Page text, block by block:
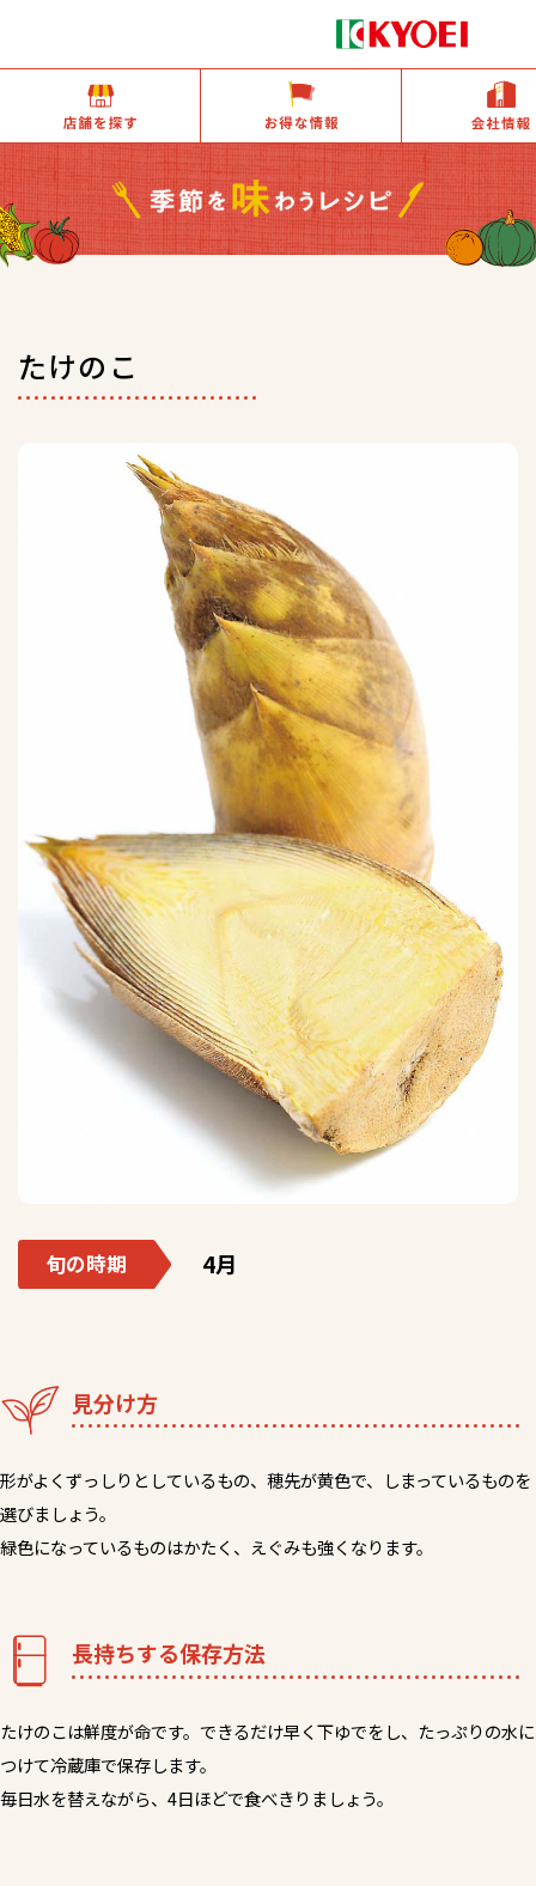
たけのこ
旬の時期 4月
見分け方
形がよくずっしりとしているもの、穂先が黄色で、しまっているものを
選びましょう。
緑色になっているものはかたく、えぐみも強くなります。
長持ちする保存方法
たけのこは鮮度が命です。できるだけ早く下ゆでをし、たっぷりの水に
つけて冷蔵庫で保存します。
毎日水を替えながら、4日ほどで食べきりましょう。